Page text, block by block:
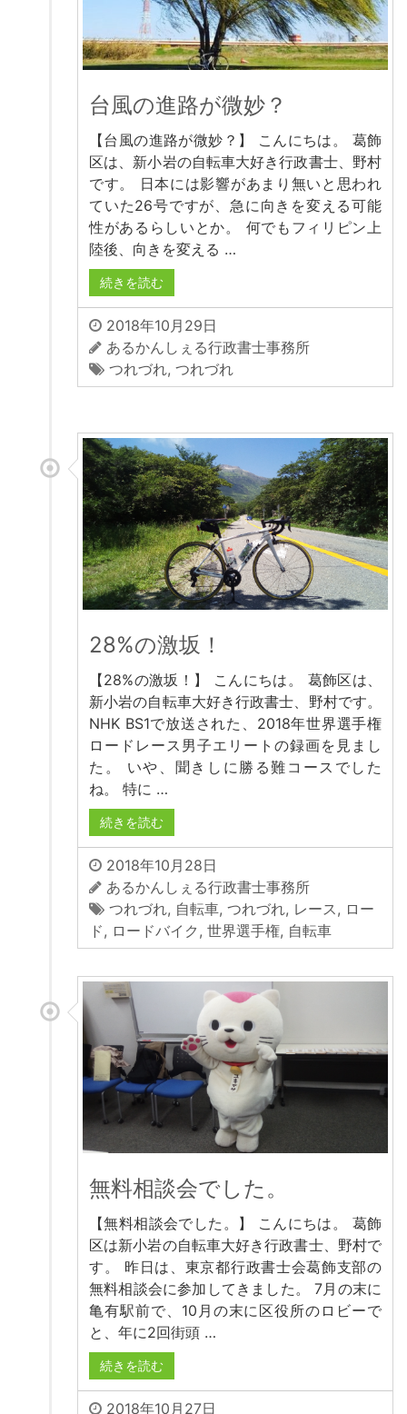
台風の進路が微妙？
【台風の進路が微妙？】 こんにちは。 葛飾
区は、新小岩の自転車大好き行政書士、野村
です。 日本には影響があまり無いと思われ
ていた26号ですが、急に向きを変える可能
性があるらしいとか。 何でもフィリピン上
陸後、向きを変える …
続きを読む
2018年10月29日
あるかんしぇる行政書士事務所
つれづれ, つれづれ
28%の激坂！
【28%の激坂！】 こんにちは。 葛飾区は、
新小岩の自転車大好き行政書士、野村です。
NHK BS1で放送された、2018年世界選手権
ロードレース男子エリートの録画を見まし
た。 いや、聞きしに勝る難コースでした
ね。 特に …
続きを読む
2018年10月28日
あるかんしぇる行政書士事務所
つれづれ, 自転車, つれづれ, レース, ロー
ド, ロードバイク , 世界選手権, 自転車
無料相談会でした。
【無料相談会でした。】 こんにちは。 葛飾
区は新小岩の自転車大好き行政書士、野村で
す。 昨日は、東京都行政書士会葛飾支部の
無料相談会に参加してきました。 7月の末に
亀有駅前で、10月の末に区役所のロビーで
と、年に2回街頭 …
続きを読む
2018年10月27日